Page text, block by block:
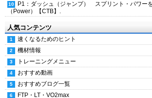
P1：ダッシュ（ジャンプ） スプリント・パワー
（Power）【CTB】.
人気コンテンツ
速くなるためのヒント
機材情報
トレーニングメニュー
おすすめ動画
おすすめブログ一覧
FTP・LT・VO2max